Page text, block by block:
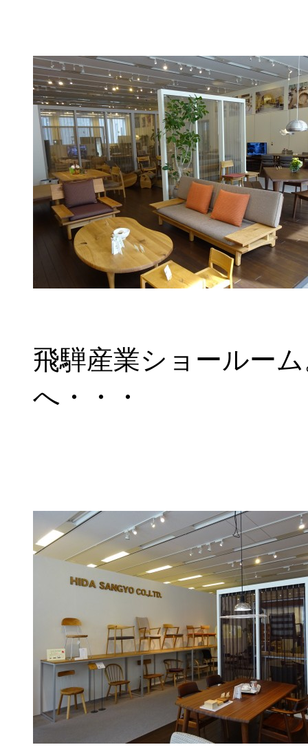
飛騨産業ショールー
へ・・・